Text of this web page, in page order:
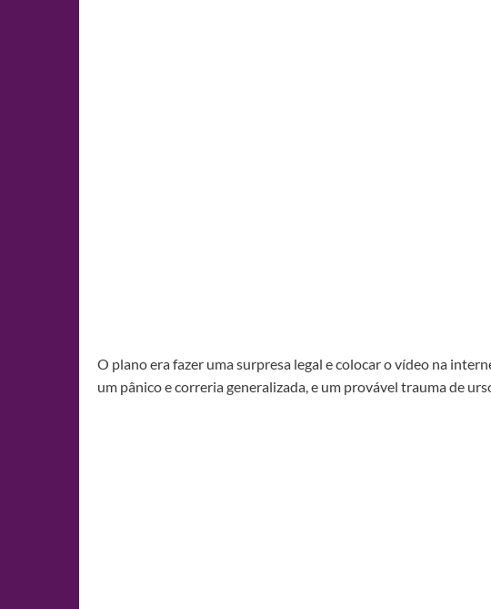
O plano era fazer uma surpresa legal e colocar o vídeo na
um pânico e correria generalizada, e um provável trauma de